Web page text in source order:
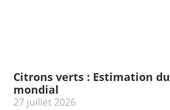
Citrons verts : Estimation
mondial
27 juillet 2026